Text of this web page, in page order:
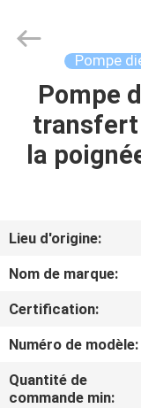
MAISON
DES
VIDÉOS
PROPOS
DE
NOUS
Machinery
Pompe
Pompe
transfert
la
Lieu d'origine:
Nom de marque:
Certification:
Numéro de modèle:
Quantité de
commande min: